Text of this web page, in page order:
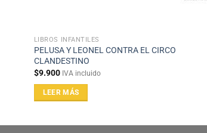
LIBROS INFANTILES
PELUSA Y LEONEL CONTRA EL CIRCO
CLANDESTINO
$9.900 IVA incluido
LEER MÁS